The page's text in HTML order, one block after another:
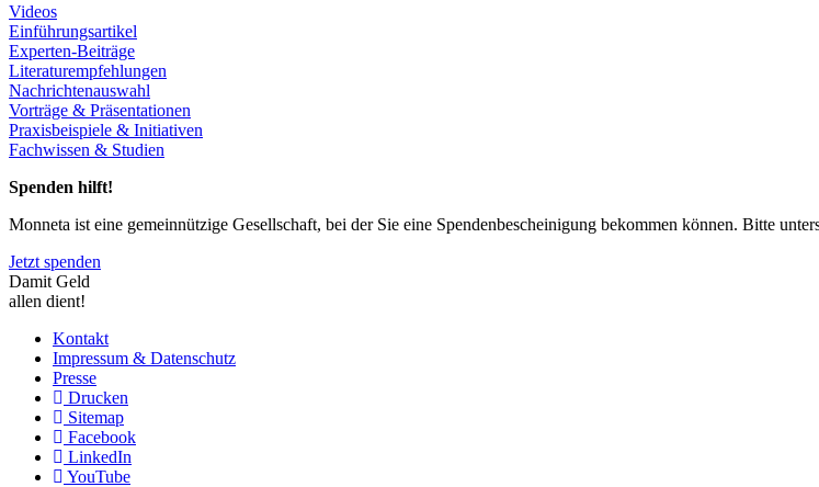
Videos
Einführungsartikel
Experten-Beiträge
Literaturempfehlungen
Nachrichtenauswahl
Vorträge & Präsentationen
Praxisbeispiele & Initiativen
Fachwissen & Studien
Spenden hilft!
Monneta ist eine gemeinnützige Gesellschaft, bei der Sie eine Spendenbescheinigung bekommen können. Bitte
Jetzt spenden
Damit Geld
allen dient!
Kontakt
Impressum & Datenschutz
Presse
Drucken
Sitemap
Facebook
LinkedIn
YouTube